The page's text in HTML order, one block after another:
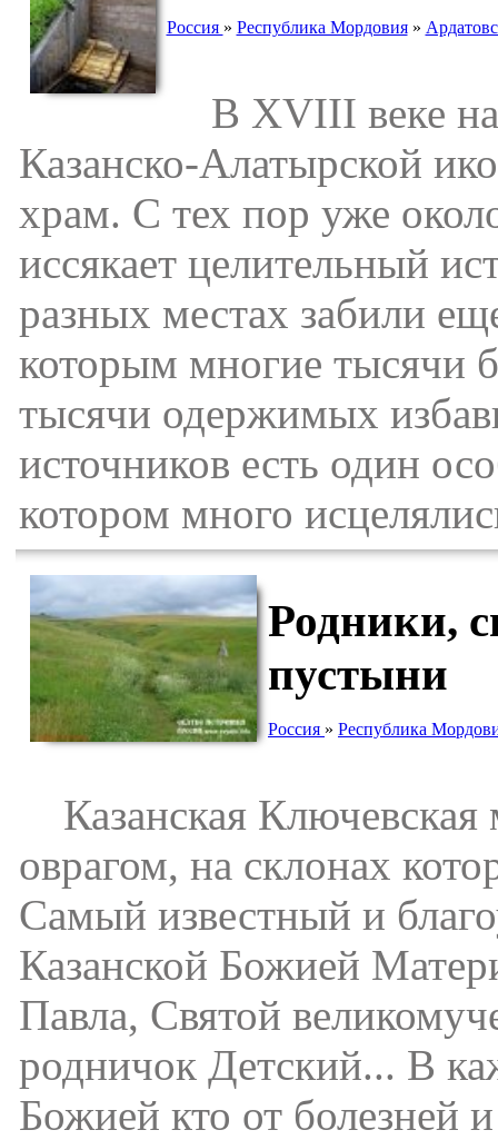
Россия » Республика Мордовия»
В XVIII веке на
Казанско-Алатырской
храм. С тех пор уже
иссякает целительный
разных местах забили
которым многие тысячи
тысячи одержимых
источников есть один
котором много
Родники,
пустыни
Россия » Республика
Казанская Ключевская
оврагом, на склонах
Самый известный и
Казанской Божией
Павла, Святой
родничок Детский... В
Божией кто от болезней